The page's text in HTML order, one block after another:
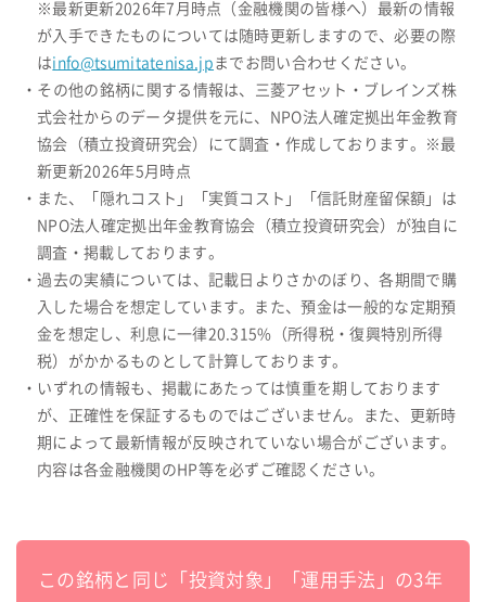
※最新更新2026年7月時点（金融機関の皆様へ）最新の情報
が入手できたものについては随時更新しますので、必要の際
はinfo@tsumitatenisa.jp までお問い合わせください。
・その他の銘柄に関する情報は、三菱アセット・ブレインズ株
式会社からのデータ提供を元に、NPO法人確定拠出年金教育
協会（積立投資研究会）にて調査・作成しております。※最
新更新2026年5月時点
・また、「隠れコスト」「実質コスト」「信託財産留保額」は
NPO法人確定拠出年金教育協会（積立投資研究会）が独自に
調査・掲載しております。
・過去の実績については、記載日よりさかのぼり、各期間で購
入した場合を想定しています。また、預金は一般的な定期預
金を想定し、利息に一律20.315%（所得税・復興特別所得
税）がかかるものとして計算しております。
・いずれの情報も、掲載にあたっては慎重を期しております
が、正確性を保証するものではございません。また、更新時
期によって最新情報が反映されていない場合がございます。
内容は各金融機関のHP等を必ずご確認ください。
この銘柄と同じ「投資対象」「運用手法」の3年